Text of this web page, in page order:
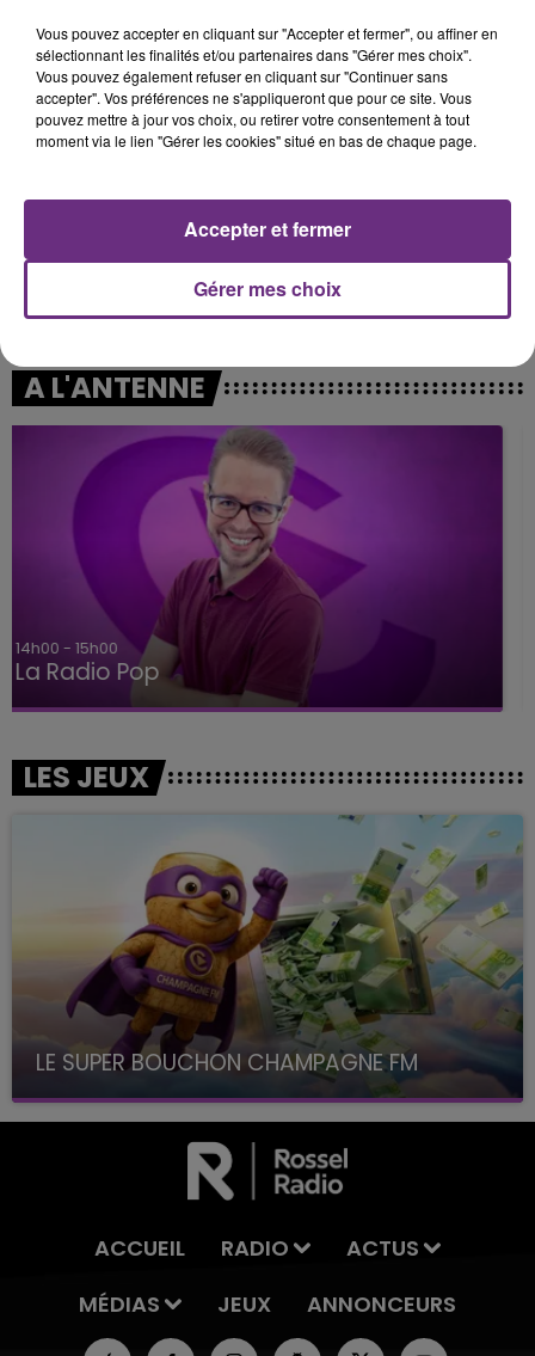
23h03
23h03 23h00
23h00
A L'ANTENNE
15h00 - 19h00
Le Club Champagne FM
LES JEUX
LE SUPER BOUCHON CHAMPAGNE FM
avec La Famille Champagne FM, à 8H10
ACCUEIL RADIO
ACTUS
MÉDIAS
JEUX ANNONCEURS
Vous pouvez accepter en cliquant sur "Accepter et fermer", ou affiner en
sélectionnant les finalités et/ou partenaires dans "Gérer mes choix".
Vous pouvez également refuser en cliquant sur "Continuer sans
accepter". Vos préférences ne s'appliqueront que pour ce site. Vous
pouvez mettre à jour vos choix, ou retirer votre consentement à tout
moment via le lien "Gérer les cookies" situé en bas de chaque page.
Gérer mes choix
Accepter et fermer